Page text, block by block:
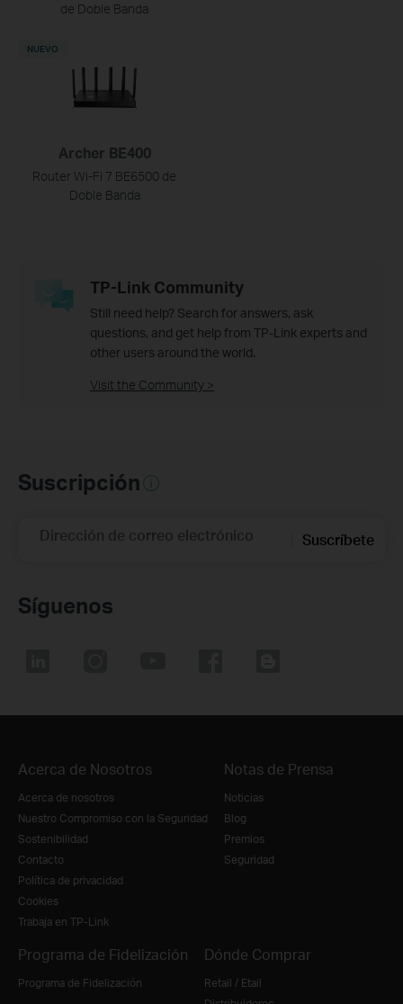
de Doble Banda
Archer BE400
Router Wi-Fi 7 BE6500 de
Doble Banda
NUEVO
TP-Link Community
Still need help? Search for answers, ask
questions, and get help from TP-Link experts and
other users around the world.
Visit the Community >
Suscripción
Dirección de correo electrónico Suscríbete
Síguenos
Acerca de Nosotros
Acerca de nosotros
Nuestro Compromiso con la Seguridad
Sostenibilidad
Contacto
Política de privacidad
Cookies
Trabaja en TP-Link
Notas de Prensa
Noticias
Blog
Premios
Seguridad
Programa de Fidelización
Programa de Fidelización
Dónde Comprar
Retail / Etail